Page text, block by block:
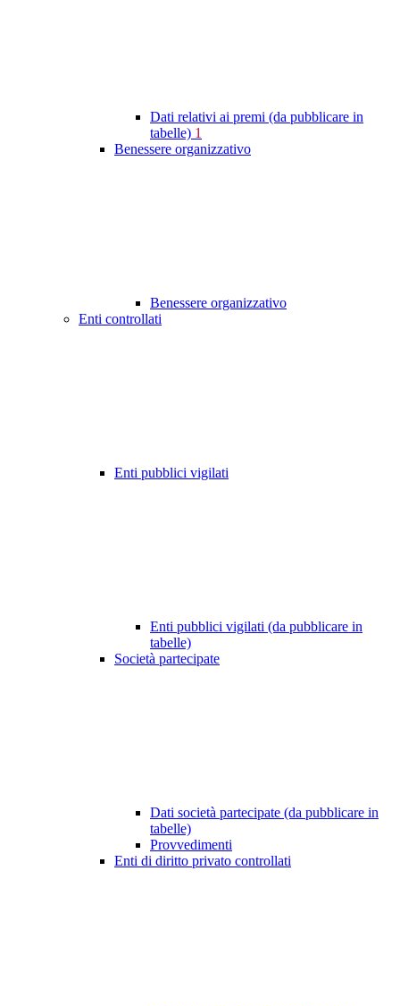
Dati relativi ai premi (da pubblicare in
tabelle) 1
Benessere organizzativo
Benessere organizzativo
Enti controllati
Enti pubblici vigilati
Enti pubblici vigilati (da pubblicare in
tabelle)
Società partecipate
Dati società partecipate (da pubblicare in
tabelle)
Provvedimenti
Enti di diritto privato controllati